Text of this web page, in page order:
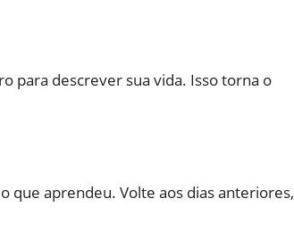
para descrever sua vida. Isso torna o
que aprendeu. Volte aos dias anteriores,